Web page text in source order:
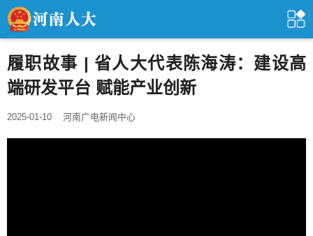
履职故事 | 省人大代表陈海涛：建设高
端研发平台 赋能产业创新
2025-01-10 河南广电新闻中心